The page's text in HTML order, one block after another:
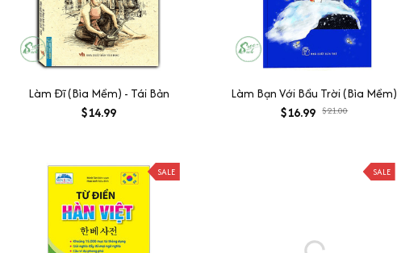
Làm Đĩ (Bìa Mềm) - Tái Bản
$14.99
Làm Bạn Với Bầu Trời (Bìa Mềm)
$16.99 $21.00
SALE SALE